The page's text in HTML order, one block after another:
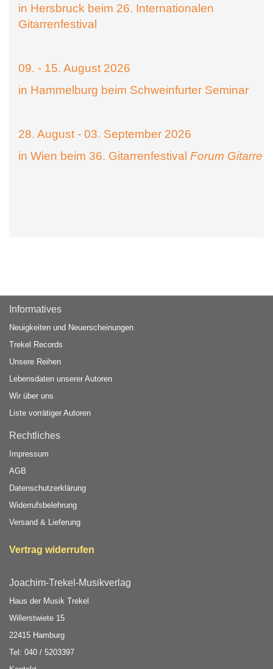
in Hersbruck beim 26. Internationalen
Gitarrenfestival
09. - 15. August 2026
in Hammelburg beim Schweinfurter Seminar
28. August - 03. September 2026
in Wien beim 36. Gitarrenfestival Forum Gitarre
Informatives
Neuigkeiten und Neuerscheinungen
Trekel Records
Unsere Reihen
Lebensdaten unserer Autoren
Wir über uns
Liste vorrätiger Autoren
Rechtliches
Impressum
AGB
Datenschutzerklärung
Widerrufsbelehrung
Versand & Lieferung
Vertrag widerrufen
Joachim-Trekel-Musikverlag
Haus der Musik Trekel
Willerstwiete 15
22415 Hamburg
Tel: 040 / 5203397